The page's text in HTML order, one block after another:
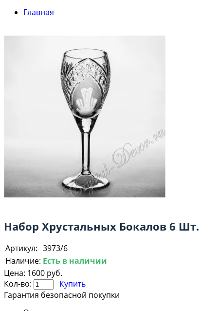
Главная
Набор Хрустальных Бокалов 6 Шт.
Артикул: 3973/6
Наличие: Есть в наличии
Цена: 1600 руб.
Кол-во:
Купить
Гарантия безопасной покупки